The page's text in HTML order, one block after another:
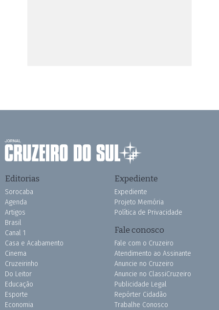
Editorias
Sorocaba
Agenda
Artigos
Brasil
Canal 1
Casa e Acabamento
Cinema
Cruzeirinho
Do Leitor
Educação
Esporte
Economia
Expediente
Expediente
Projeto Memória
Política de Privacidade
Fale conosco
Fale com o Cruzeiro
Atendimento ao Assinante
Anuncie no Cruzeiro
Anuncie no ClassiCruzeiro
Publicidade Legal
Repórter Cidadão
Trabalhe Conosco